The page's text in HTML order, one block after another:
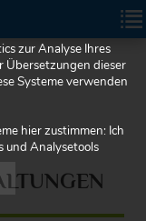
zur Analyse Ihres
Übersetzungen dieser
Systeme verwenden
hier zustimmen: Ich
und Analysetools